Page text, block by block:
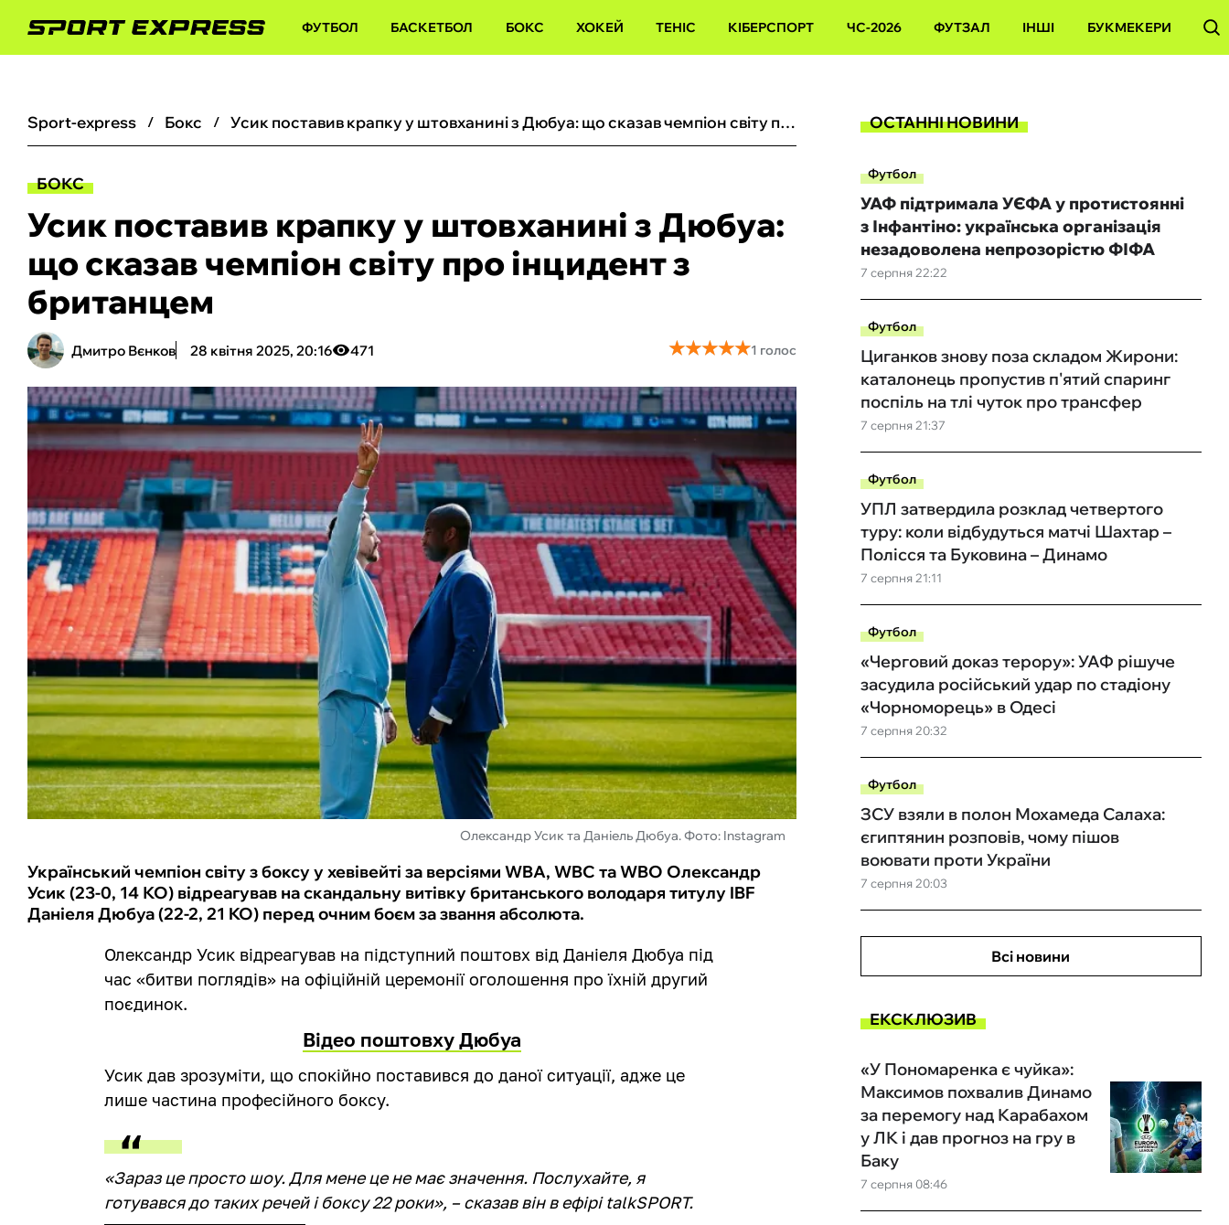
ФУТБОЛ БАСКЕТБОЛ БОКС ХОКЕЙ ТЕНІС КІБЕРСПОРТ ЧС-2026 ФУТЗАЛ ІНШІ БУКМЕКЕРИ
sport-express бокс Усик поставив крапку у штовханині з Дюбуа: що сказав чемпіон світу про інцидент з британцем
БОКС
Усик поставив крапку у штовханині з Дюбуа:
що сказав чемпіон світу про інцидент з
британцем
Дмитро Вєнков 28 квітня 2025, 20:16 471 ★★★★★
★★★★★1 голос
Олександр Усик та Даніель Дюбуа. Фото: Instagram
Український чемпіон світу з боксу у хевівейті за версіями WBA, WBC та WBO Олександр
Усик (23-0, 14 КО) відреагував на скандальну витівку британського володаря титулу IBF
Даніеля Дюбуа (22-2, 21 KO) перед очним боєм за звання абсолюта.
Олександр Усик відреагував на підступний поштовх від Даніеля Дюбуа під
час «битви поглядів» на офіційній церемонії оголошення про їхній другий
поєдинок.
Відео поштовху Дюбуа
Усик дав зрозуміти, що спокійно поставився до даної ситуації, адже це
лише частина професійного боксу.
«Зараз це просто шоу. Для мене це не має значення. Послухайте, я
готувався до таких речей і боксу 22 роки», – сказав він в ефірі talkSPORT.
ОСТАННІ НОВИНИ
Футбол
7 серпня 22:22
УАФ підтримала УЄФА у протистоянні
з Інфантіно: українська організація
незадоволена непрозорістю ФІФА
Футбол
7 серпня 21:37
Циганков знову поза складом Жирони:
каталонець пропустив п'ятий спаринг
поспіль на тлі чуток про трансфер
Футбол
7 серпня 21:11
УПЛ затвердила розклад четвертого
туру: коли відбудуться матчі Шахтар –
Полісся та Буковина – Динамо
Футбол
7 серпня 20:32
«Черговий доказ терору»: УАФ рішуче
засудила російський удар по стадіону
«Чорноморець» в Одесі
Футбол
7 серпня 20:03
ЗСУ взяли в полон Мохамеда Салаха:
єгиптянин розповів, чому пішов
воювати проти України
Всі новини
ЕКСКЛЮЗИВ
7 серпня 08:46
«У Пономаренка є чуйка»:
Максимов похвалив Динамо
за перемогу над Карабахом
у ЛК і дав прогноз на гру в
Баку